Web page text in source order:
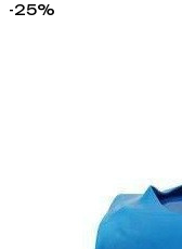
-25%